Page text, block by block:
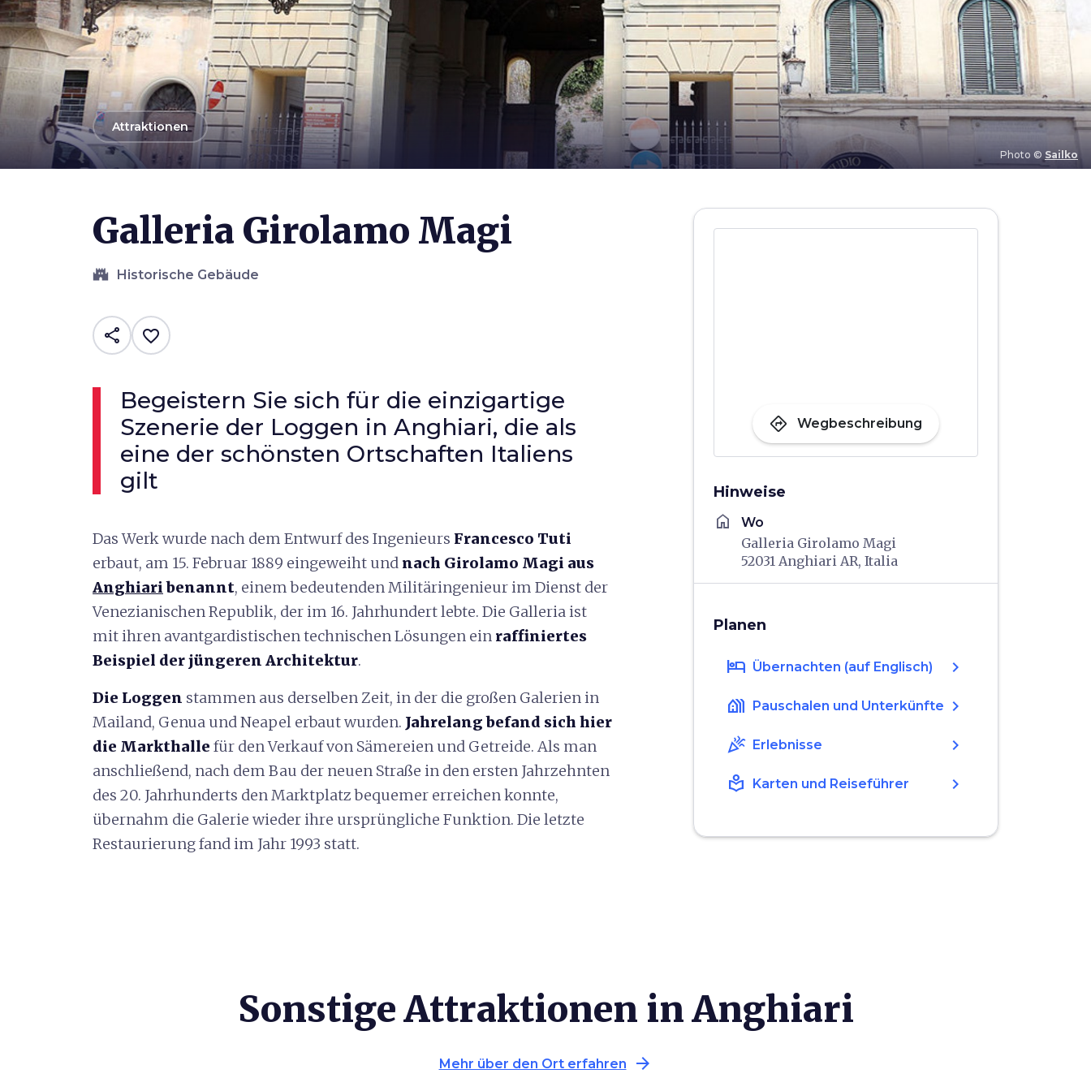
Photo © Sailko
arrow_backAttraktionen
Galleria Girolamo Magi
castle Historische Gebäude
share favorite_border
Begeistern Sie sich für die einzigartige
Szenerie der Loggen in Anghiari, die als
eine der schönsten Ortschaften Italiens
gilt
Das Werk wurde nach dem Entwurf des Ingenieurs Francesco Tuti
erbaut, am 15. Februar 1889 eingeweiht und nach Girolamo Magi aus
Anghiaribenannt, einem bedeutenden Militäringenieur im Dienst der
Venezianischen Republik, der im 16. Jahrhundert lebte. Die Galleria ist
mit ihren avantgardistischen technischen Lösungen ein raffiniertes
Beispiel der jüngeren Architektur.
Die Loggen stammen aus derselben Zeit, in der die großen Galerien in
Mailand, Genua und Neapel erbaut wurden. Jahrelang befand sich hier
die Markthalle für den Verkauf von Sämereien und Getreide. Als man
anschließend, nach dem Bau der neuen Straße in den ersten Jahrzehnten
des 20. Jahrhunderts den Marktplatz bequemer erreichen konnte,
übernahm die Galerie wieder ihre ursprüngliche Funktion. Die letzte
Restaurierung fand im Jahr 1993 statt.
directions Wegbeschreibung
Hinweise
home Wo
Galleria Girolamo Magi
52031 Anghiari AR, Italia
Planen
hotel Übernachten (auf Englisch) chevron_right
holiday_village Pauschalen und Unterkünfte chevron_right
celebration Erlebnisse chevron_right
local_library Karten und Reiseführer chevron_right
Sonstige Attraktionen in Anghiari
Mehr über den Ort erfahren arrow_forward